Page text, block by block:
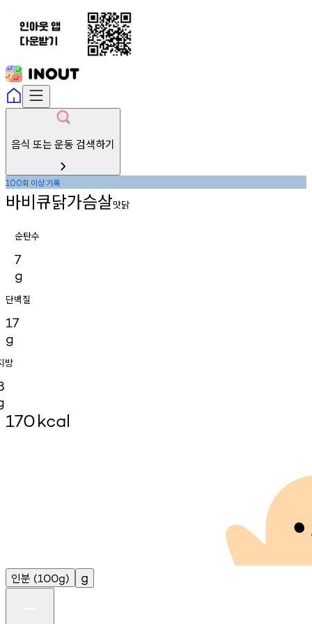
음식 또는 운동 검색하기
100회 이상기록
바비큐닭가슴살맛닭
순탄수
7
g
단백질
17
g
방
170kcal
인분 (100g) g